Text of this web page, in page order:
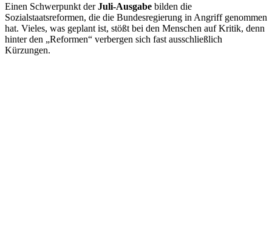
Einen Schwerpunkt derJuli-Ausgabe bilden die
Sozialstaatsreformen, die die Bundesregierung in Angriff genommen
hat. Vieles, was geplant ist, stößt bei den Menschen auf Kritik, denn
hinter den „Reformen“ verbergen sich fast ausschließlich
Kürzungen.